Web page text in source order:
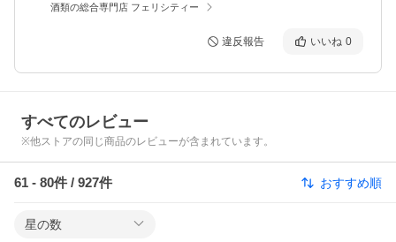
酒類の総合専門店 フェリシティー
違反報告 いいね 0
すべてのレビュー
※他ストアの同じ商品のレビューが含まれています。
61 - 80件 / 927件 おすすめ順
星の数